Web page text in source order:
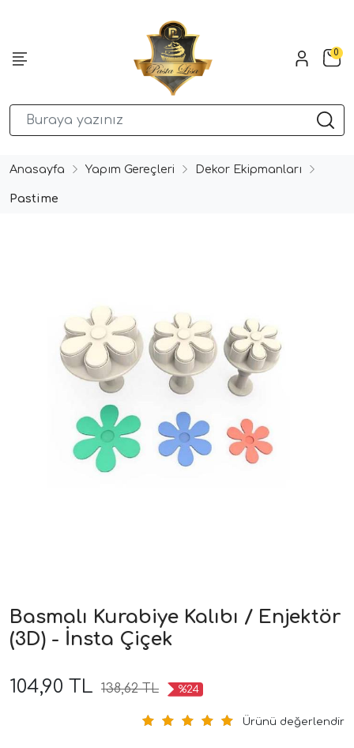
0
Anasayfa Yapım Gereçleri Dekor Ekipmanları
Pastime
Basmalı Kurabiye Kalıbı / Enjektör
(3D) - İnsta Çiçek
104,90 TL 138,62 TL %24
Ürünü değerlendir